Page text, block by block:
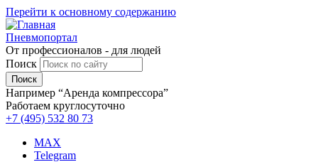
Перейти к основному содержанию
Пневмопортал
От профессионалов - для людей
Поиск
Например “Аренда компрессора”
Работаем круглосуточно
+7 (495) 532 80 73
MAX
Telegram